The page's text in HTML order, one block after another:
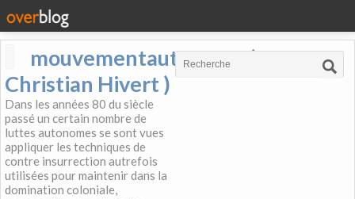
mouvementautonome (
Christian Hivert )
Dans les années 80 du siècle
passé un certain nombre de
luttes autonomes se sont vues
appliquer les techniques de
contre insurrection autrefois
utilisées pour maintenir dans la
domination coloniale,